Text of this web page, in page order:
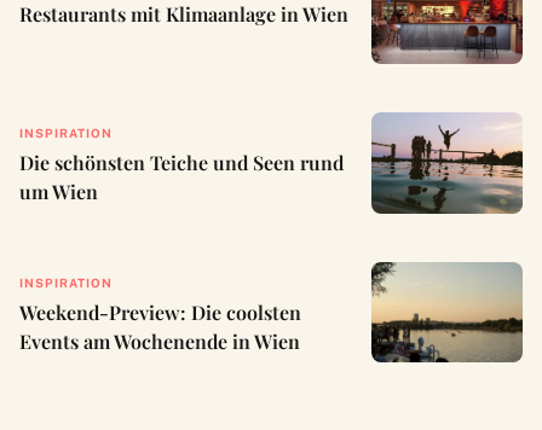
Restaurants mit Klimaanlage in Wien
INSPIRATION
Die schönsten Teiche und Seen rund
um Wien
INSPIRATION
Weekend-Preview: Die coolsten
Events am Wochenende in Wien